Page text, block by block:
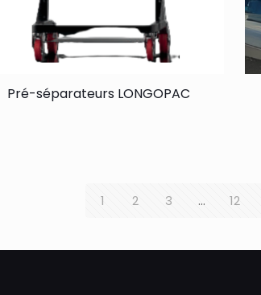
Pré-séparateurs LONGOPAC
1 2 3 … 12